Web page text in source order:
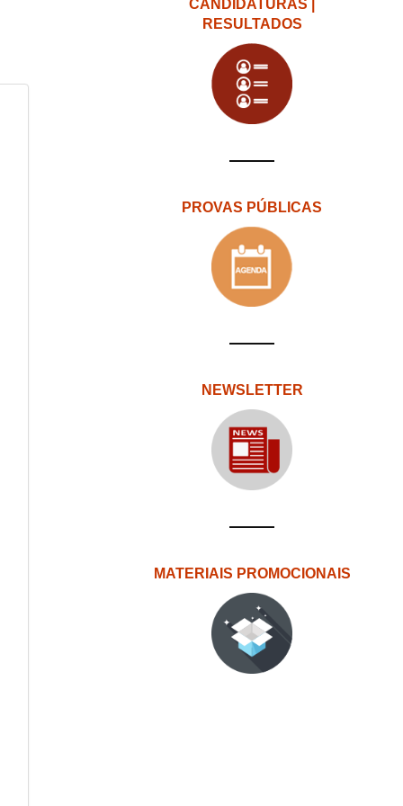
CANDIDATURAS |
RESULTADOS
PROVAS PÚBLICAS
NEWSLETTER
MATERIAIS PROMOCIONAIS